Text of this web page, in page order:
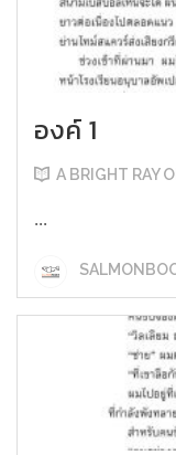
องค์ 1
A BRIGHT RAY
...